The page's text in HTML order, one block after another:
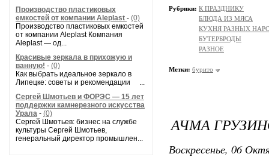
Производство пластиковых
емкостей от компании Aleplast - (0)
Производство пластиковых емкостей
от компании Aleplast Компания
Aleplast — од...
Красивые зеркала в прихожую и
ванную! - (0)
Как выбрать идеальное зеркало в
Липецке: советы и рекомендации ...
Сергей Шмотьев и ФОРЭС — 15 лет
поддержки камнерезного искусства
Урала - (0)
Сергей Шмотьев: бизнес на службе
культуры Сергей Шмотьев,
генеральный директор промышлен...
Рубрики: К ПРАЗДНИКУ
БЛЮДА ИЗ МЯСА
КУХНЯ РАЗНЫХ
БУТЕРБРОДЫ
РАЗНОЕ
Метки: бурито
АЧМА
Воскресенье, 06